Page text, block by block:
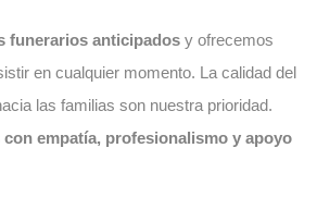
funerarios anticipados y ofrecemos
en cualquier momento. La calidad del
las familias son nuestra prioridad.
empatía, profesionalismo y apoyo